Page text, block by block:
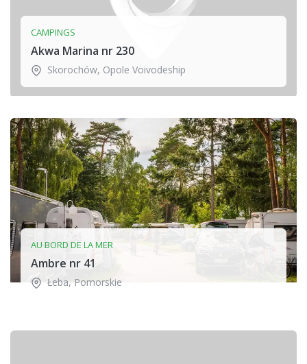
CAMPINGS
Akwa Marina nr 230
Skorochów, Opole Voivodeship
AU BORD DE LA MER
Ambre nr 41
Łeba,Pomorskie